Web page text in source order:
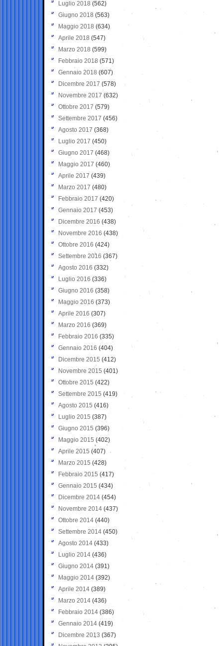
Luglio 2018 (562)
Giugno 2018 (563)
Maggio 2018 (634)
Aprile 2018 (547)
Marzo 2018 (599)
Febbraio 2018 (571)
Gennaio 2018 (607)
Dicembre 2017 (578)
Novembre 2017 (632)
Ottobre 2017 (579)
Settembre 2017 (456)
Agosto 2017 (368)
Luglio 2017 (450)
Giugno 2017 (468)
Maggio 2017 (460)
Aprile 2017 (439)
Marzo 2017 (480)
Febbraio 2017 (420)
Gennaio 2017 (453)
Dicembre 2016 (438)
Novembre 2016 (438)
Ottobre 2016 (424)
Settembre 2016 (367)
Agosto 2016 (332)
Luglio 2016 (336)
Giugno 2016 (358)
Maggio 2016 (373)
Aprile 2016 (307)
Marzo 2016 (369)
Febbraio 2016 (335)
Gennaio 2016 (404)
Dicembre 2015 (412)
Novembre 2015 (401)
Ottobre 2015 (422)
Settembre 2015 (419)
Agosto 2015 (416)
Luglio 2015 (387)
Giugno 2015 (396)
Maggio 2015 (402)
Aprile 2015 (407)
Marzo 2015 (428)
Febbraio 2015 (417)
Gennaio 2015 (434)
Dicembre 2014 (454)
Novembre 2014 (437)
Ottobre 2014 (440)
Settembre 2014 (450)
Agosto 2014 (433)
Luglio 2014 (436)
Giugno 2014 (391)
Maggio 2014 (392)
Aprile 2014 (389)
Marzo 2014 (436)
Febbraio 2014 (386)
Gennaio 2014 (419)
Dicembre 2013 (367)